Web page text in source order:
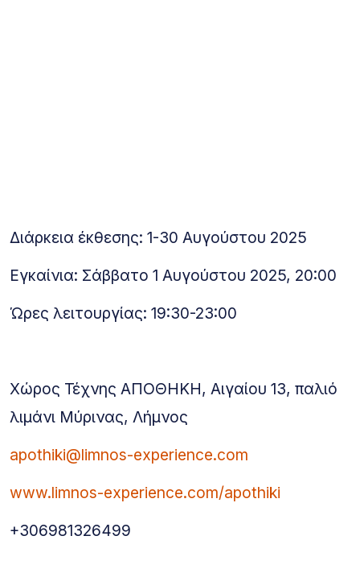
Διάρκεια έκθεσης: 1-30 Αυγούστου 2025
Εγκαίνια: Σάββατο 1 Αυγούστου 2025, 20:00
Ώρες λειτουργίας: 19:30-23:00
Χώρος Τέχνης ΑΠΟΘΗΚΗ, Aιγαίου 13, παλιό
λιμάνι Μύρινας, Λήμνος
apothiki@limnos-experience.com
www.limnos-experience.com/apothiki
+306981326499